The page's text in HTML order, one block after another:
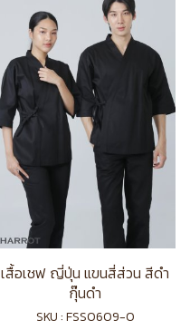
เสื้อเชฟ ญี่ปุ่น แขนสี่ส่วน สีดำ
กุ๊นดำ
SKU : FSS0609-0